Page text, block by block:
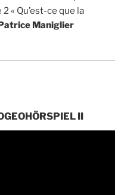
« Qu’est-ce que la
Maniglier
II